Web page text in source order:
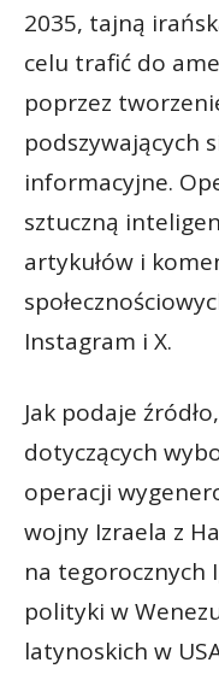
2035, tajną
celu trafić do
poprzez
podszywających
informacyjne.
sztuczną
artykułów i
Instagram i X.
Jak podaje
dotyczących
operacji
wojny Izraela z
na tegorocznych
polityki w
latynoskich w